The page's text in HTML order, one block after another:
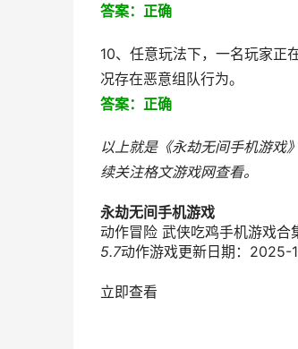
答案：正确
10、任意玩法下，一名玩家正
况存在恶意组队行为。
答案：正确
以上就是《永劫无间手机游戏
续关注格文游戏网查看。
永劫无间手机游戏
动作冒险 武侠吃鸡手机游戏
5.7动作游戏更新日期：2025-
立即查看